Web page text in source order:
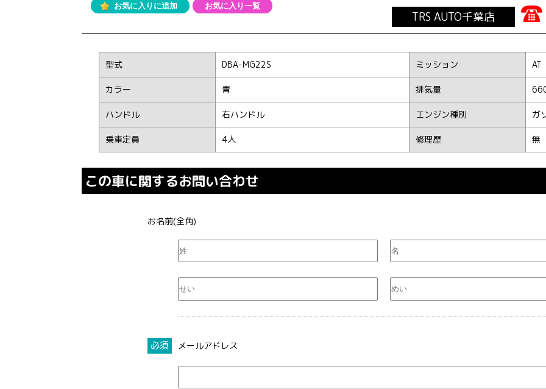
お気に入りに追加 お気に入り一覧
TRS AUTO千葉店
型式 DBA-MG22S ミッション AT
カラー 青 排気量
ハンドル 右ハンドル エンジン種別 ガ
乗車定員 4人 修理歴 無
この車に関するお問い合わせ
お名前(全角)
必須 メールアドレス